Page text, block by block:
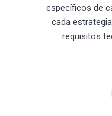
específicos de
cada
requisitos